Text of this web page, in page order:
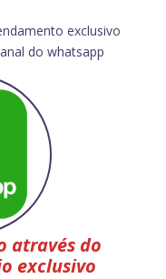
exclusivo
do whatsapp
através do
exclusivo